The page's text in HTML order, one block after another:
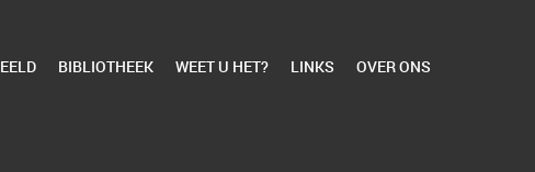
BIBLIOTHEEK WEET U HET? LINKS OVER ONS